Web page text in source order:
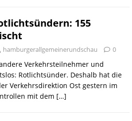
155
hamburgerallgemeinerundschau 0
Verkehrsteilnehmer und
Rotlichtsünder. Deshalb hat die
Verkehrsdirektion Ost gestern im
mit dem […]